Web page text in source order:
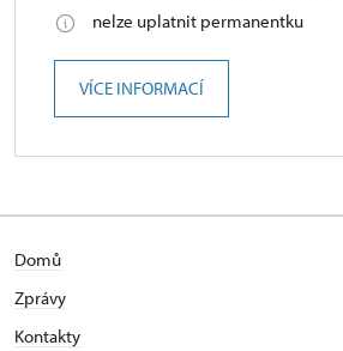
nelze uplatnit permanentku
VÍCE INFORMACÍ
Domů
Zprávy
Kontakty